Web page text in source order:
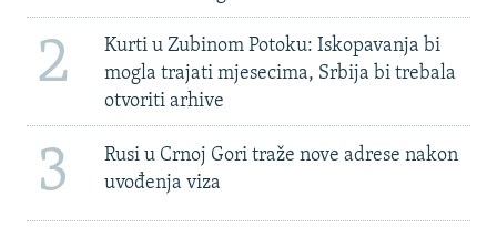
2
Kurti u Zubinom Potoku: Iskopavanja bi
mogla trajati mjesecima, Srbija bi trebala
otvoriti arhive
3
Rusi u Crnoj Gori traže nove adrese nakon
uvođenja viza